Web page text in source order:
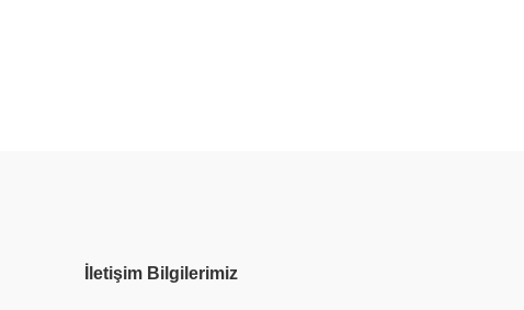
İletişim Bilgilerimiz